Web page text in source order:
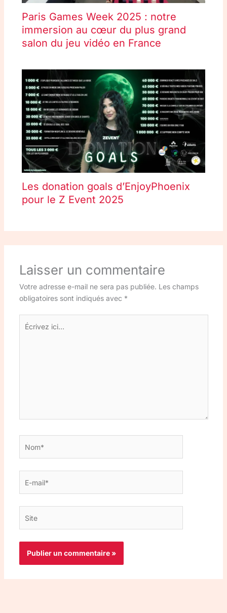
Paris Games Week 2025 : notre
immersion au cœur du plus grand
salon du jeu vidéo en France
Les donation goals d’EnjoyPhoenix
pour le Z Event 2025
Laisser un commentaire
Votre adresse e-mail ne sera pas publiée. Les champs
obligatoires sont indiqués avec *
ici…
mail*